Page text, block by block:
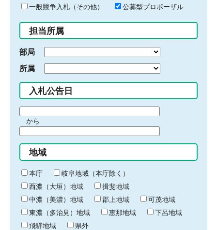
ド
入
力
一般競争入札（その他）
公募型プロポーザル
担当所属
部局
所属
入札公告日
間
始
り
から
間
終
わ
り
地域
本庁
岐阜地域（本庁除く）
西濃（大垣）地域
揖斐地域
中濃（美濃）地域
郡上地域
可茂地域
東濃（多治見）地域
恵那地域
下呂地域
飛騨地域
県外